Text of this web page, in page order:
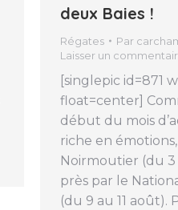
deux Baies !
Régates Par
Laisser un
[singlepic id=871
float=center]
début du mois
riche en émotions,
Noirmoutier (du 3
près par le
(du 9 au 11